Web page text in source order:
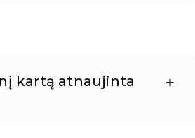
kartą atnaujinta